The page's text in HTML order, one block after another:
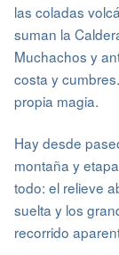
las coladas
suman la
Muchachos y
costa y
propia magia.
Hay desde
montaña y
todo: el relieve
suelta y los
recorrido